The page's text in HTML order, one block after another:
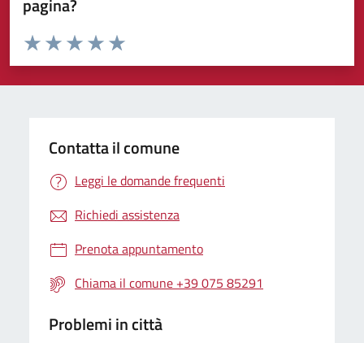
pagina?
Valuta da 1 a 5 stelle la pagina
Valuta 5 stelle su 5
Valuta 4 stelle su 5
Valuta 3 stelle su 5
Valuta 2 stelle su 5
Valuta 1 stelle su 5
Contatta il comune
Leggi le domande frequenti
Richiedi assistenza
Prenota appuntamento
Chiama il comune +39 075 85291
Problemi in città